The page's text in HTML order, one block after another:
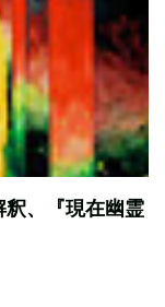
釈、『現在幽霊